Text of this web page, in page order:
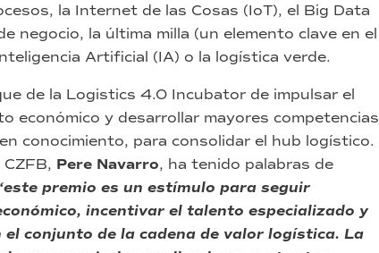
la Internet de las Cosas (IoT), el Big Data
negocio, la última milla (un elemento clave en el
Artificial (IA) o la logística verde.
de la Logistics 4.0 Incubator de impulsar el
económico y desarrollar mayores competencias
conocimiento, para consolidar el hub logístico.
Pere Navarro, ha tenido palabras de
premio es un estímulo para seguir
incentivar el talento especializado y
conjunto de la cadena de valor logística. La